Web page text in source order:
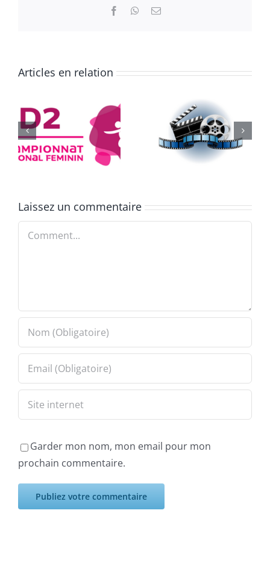
FacebookWhatsApp
Email
Articles en relation
334 jours
Équipe de
France
Laissez un commentaire
Comment
Garder mon nom, mon email pour mon
prochain commentaire.